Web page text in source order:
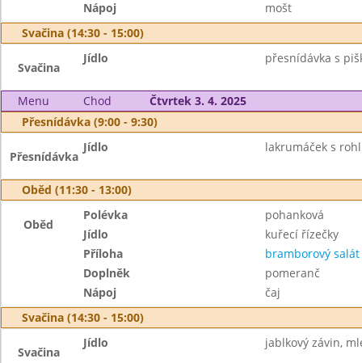
Nápoj
mošt
Svačina (14:30 - 15:00)
Svačina
Jídlo přesnídávka s
Menu Chod
Čtvrtek 3. 4. 2025
Přesnídávka (9:00 - 9:30)
Přesnídávka
Jídlo lakrumáček s
Oběd (11:30 - 13:00)
Oběd
Polévka
pohanková
Jídlo
kuřecí řízečky
Příloha
bramborový salát
Doplněk
pomeranč
Nápoj
čaj
Svačina (14:30 - 15:00)
Svačina
Jídlo jablkový závin,